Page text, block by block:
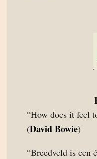
“How does it feel
(David Bowie)
“Breedveld is een